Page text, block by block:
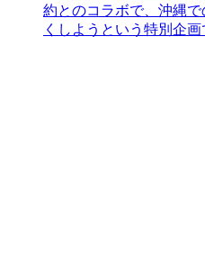
約とのコラボで、沖縄
くしようという特別企画